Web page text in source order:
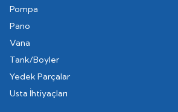
Pompa
Pano
Vana
Tank/Boyler
Yedek Parçalar
Usta İhtiyaçları